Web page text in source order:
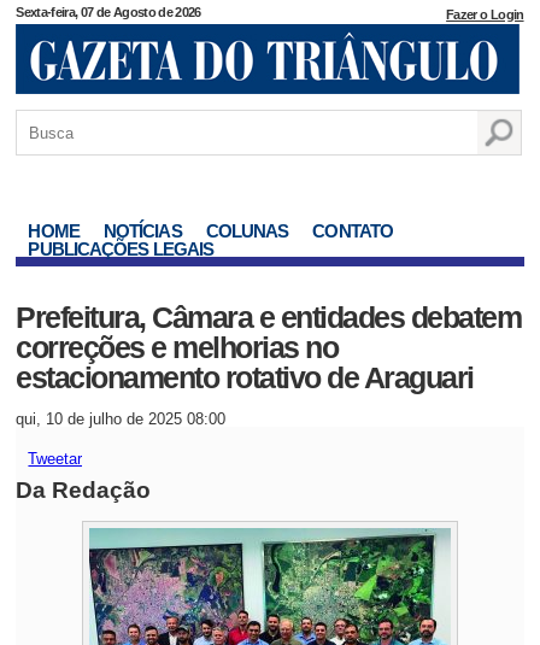
Sexta-feira, 07 de Agosto de 2026 Fazer o Login
HOME NOTÍCIAS COLUNAS
CONTATO
PUBLICAÇÕES LEGAIS
Prefeitura, Câmara e entidades debatem
correções e melhorias no
estacionamento rotativo de Araguari
qui, 10 de julho de 2025 08:00
Tweetar
Da Redação